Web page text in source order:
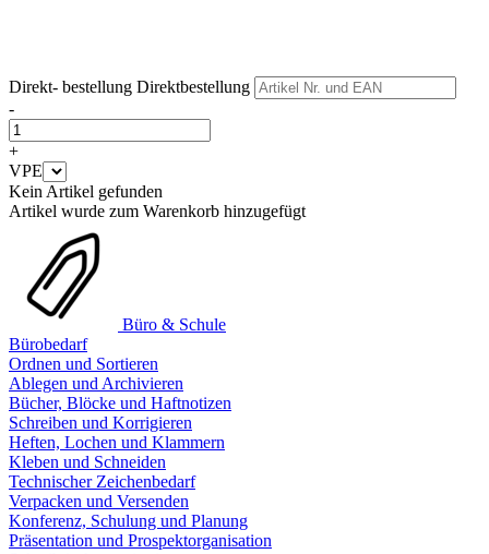
Direkt- bestellung Direktbestellung
-
+
VPE
Kein Artikel gefunden
Artikel wurde zum Warenkorb hinzugefügt
Büro & Schule
Bürobedarf
Ordnen und Sortieren
Ablegen und Archivieren
Bücher, Blöcke und Haftnotizen
Schreiben und Korrigieren
Heften, Lochen und Klammern
Kleben und Schneiden
Technischer Zeichenbedarf
Verpacken und Versenden
Konferenz, Schulung und Planung
Präsentation und Prospektorganisation